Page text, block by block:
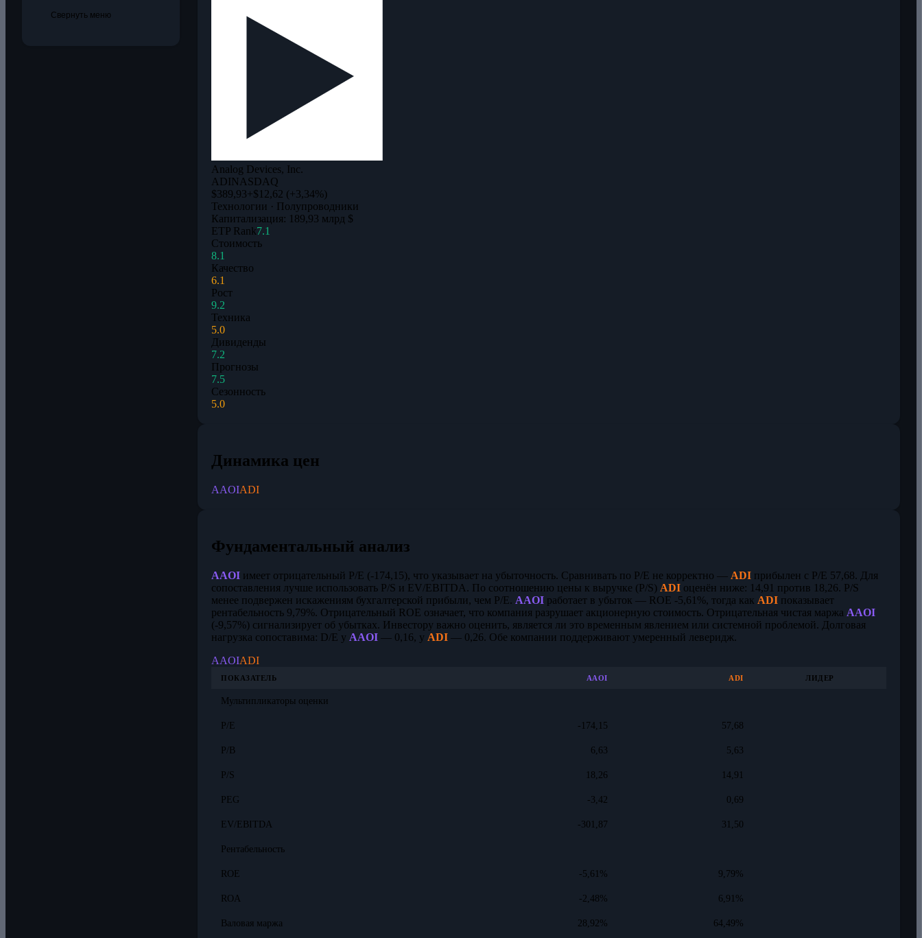
Свернуть меню
Analog Devices, Inc.
ADINASDAQ
$389,93+$12,62 (+3,34%)
Технологии · Полупроводники
Капитализация: 189,93 млрд $
ETP Rank7.1
Стоимость
8.1
Качество
6.1
Рост
9.2
Техника
5.0
Дивиденды
7.2
Прогнозы
7.5
Сезонность
5.0
Динамика цен
AAOIADI
Фундаментальный анализ
AAOIимеет отрицательный P/E (-174,15), что указывает на убыточность. Сравнивать по P/E не корректно — ADIприбылен с P/E 57,68. Для
сопоставления лучше использовать P/S и EV/EBITDA. По соотношению цены к выручке (P/S) ADIоценён ниже: 14,91 против 18,26. P/S
менее подвержен искажениям бухгалтерской прибыли, чем P/E. AAOIработает в убыток — ROE -5,61%, тогда как ADIпоказывает
рентабельность 9,79%. Отрицательный ROE означает, что компания разрушает акционерную стоимость. Отрицательная чистая маржа AAOI
(-9,57%) сигнализирует об убытках. Инвестору важно оценить, является ли это временным явлением или системной проблемой. Долговая
нагрузка сопоставима: D/E у AAOI— 0,16, у ADI— 0,26. Обе компании поддерживают умеренный леверидж.
AAOIADI
ПОКАЗАТЕЛЬ AAOI ADI ЛИДЕР
Мультипликаторы оценки
P/E -174,15 57,68
P/B 6,63 5,63
P/S 18,26 14,91
PEG -3,42 0,69
EV/EBITDA -301,87 31,50
Рентабельность
ROE -5,61% 9,79%
ROA -2,48% 6,91%
Валовая маржа 28,92% 64,49%